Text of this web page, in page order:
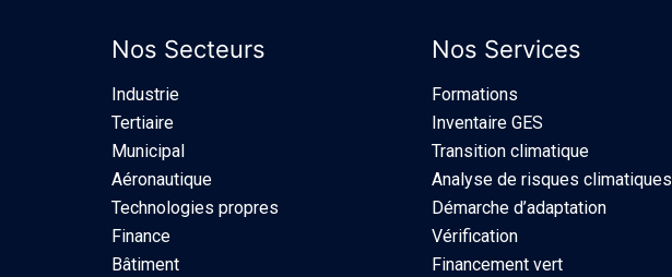
Nos Secteurs
Industrie​
Tertiaire
Municipal
Aéronautique
Technologies propres
Finance
Bâtiment
Nos Services
Formations
Inventaire GES
Transition climatique
Analyse de risques climatiques
Démarche d’adaptation
Vérification
Financement vert